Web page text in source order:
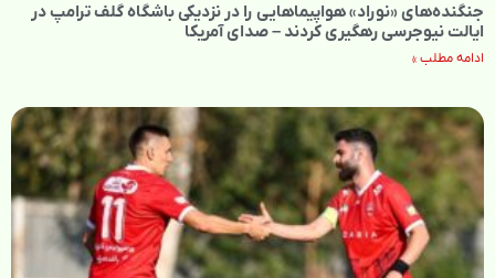
جنگنده‌های «نوراد» هواپیماهایی را در نزدیکی باشگاه گلف ترامپ در
ایالت نیوجرسی رهگیری کردند – صدای آمریکا
ادامه مطلب »